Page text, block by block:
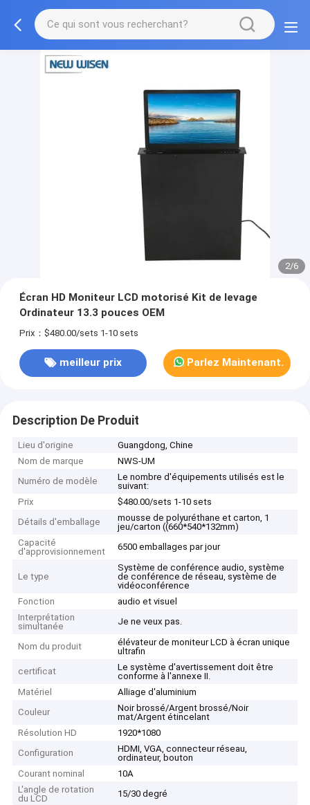
2/6
Écran HD Moniteur LCD motorisé Kit de levage
Ordinateur 13.3 pouces OEM
Prix：$480.00/sets 1-10 sets
meilleur prix Parlez Maintenant.
Description De Produit
Lieu d'origine
Guangdong, Chine
Nom de marque
NWS-UM
Numéro de modèle
Le nombre d'équipements utilisés est le
suivant:
Prix
$480.00/sets 1-10 sets
Détails d'emballage
mousse de polyuréthane et carton, 1
jeu/carton ((660*540*132mm)
Capacité
d'approvisionnement
6500 emballages par jour
Le type
Système de conférence audio, système
de conférence de réseau, système de
vidéoconférence
Fonction
audio et visuel
Interprétation
simultanée
Je ne veux pas.
Nom du produit
élévateur de moniteur LCD à écran unique
ultrafin
certificat
Le système d'avertissement doit être
conforme à l'annexe II.
Matériel
Alliage d'aluminium
Couleur
Noir brossé/Argent brossé/Noir
mat/Argent étincelant
Résolution HD
1920*1080
Configuration
HDMI, VGA, connecteur réseau,
ordinateur, bouton
Courant nominal
10A
L'angle de rotation
du LCD
15/30 degré